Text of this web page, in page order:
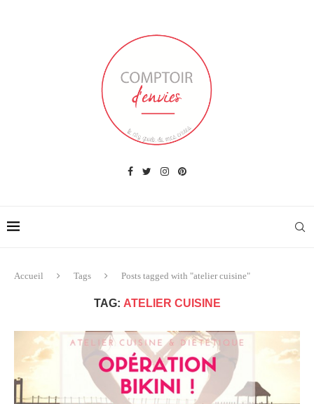
Accueil Tags Posts tagged with "atelier cuisine"
TAG: ATELIER CUISINE